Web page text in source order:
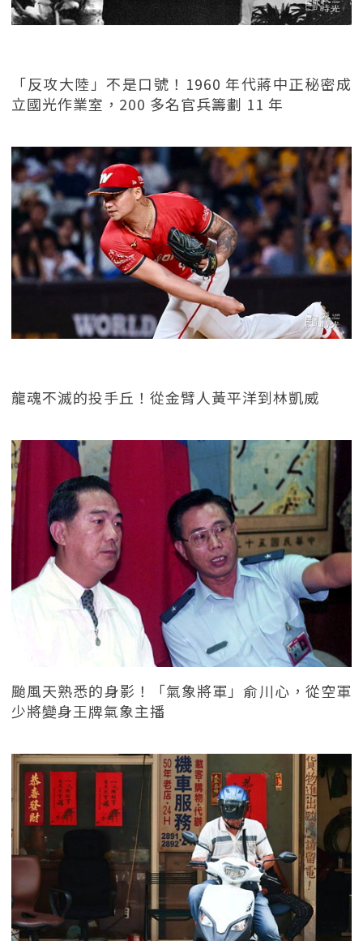
「反攻大陸」不是口號！1960 年代蔣中正秘密成
立國光作業室，200 多名官兵籌劃 11 年
龍魂不滅的投手丘！從金臂人黃平洋到林凱威
颱風天熟悉的身影！「氣象將軍」俞川心，從空軍
少將變身王牌氣象主播